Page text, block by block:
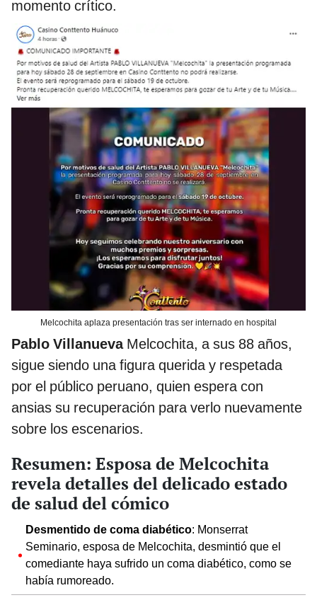
momento crítico.
Melcochita aplaza presentación tras ser internado en hospital
Pablo VillanuevaMelcochita, a sus 88 años,
sigue siendo una figura querida y respetada
por el público peruano, quien espera con
ansias su recuperación para verlo nuevamente
sobre los escenarios.
Resumen: Esposa de Melcochita
revela detalles del delicado estado
de salud del cómico
Desmentido de coma diabético: Monserrat
Seminario, esposa de Melcochita, desmintió que el
comediante haya sufrido un coma diabético, como se
había rumoreado.